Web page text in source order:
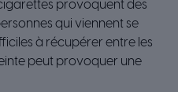
provoquent des
qui viennent se
à récupérer entre les
peut provoquer une